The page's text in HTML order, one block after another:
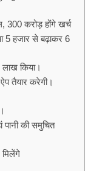
300 करोड़ होंगे खर्च
हजार से बढ़ाकर 6
किया।
तैयार करेगी।
पानी की समुचित